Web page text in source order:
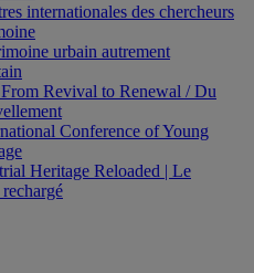
internationales des chercheurs
urbain autrement
Revival to Renewal / Du
Conference of Young
Heritage Reloaded | Le